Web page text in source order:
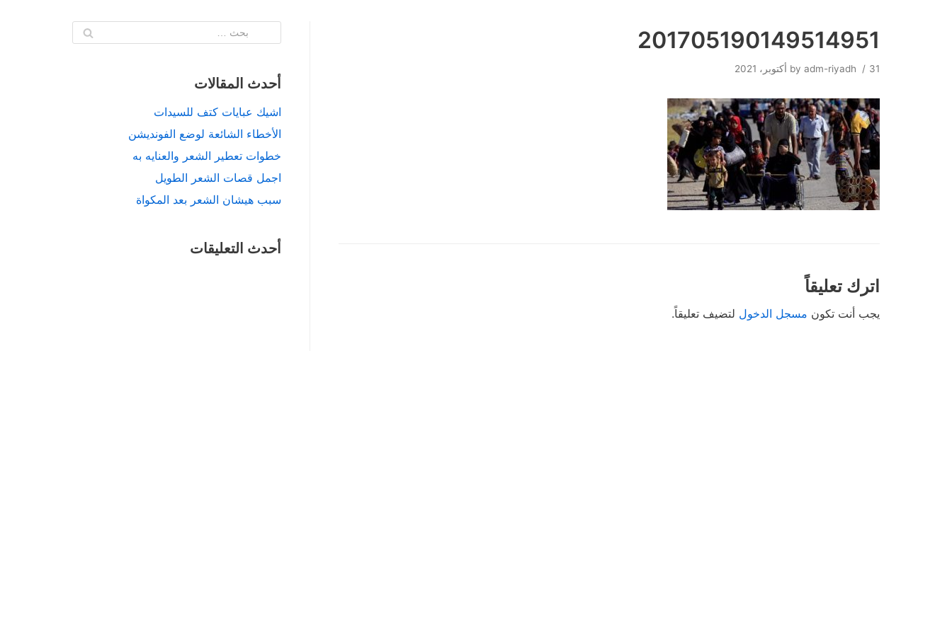
201705190149514951
by adm-riyadh 31 أكتوبر، 2021
اترك تعليقاً
يجب أنت تكون مسجل الدخول لتضيف تعليقاً.
أحدث المقالات
اشيك عبايات كتف للسيدات
الأخطاء الشائعة لوضع الفونديشن
خطوات تعطير الشعر والعنايه به
اجمل قصات الشعر الطويل
سبب هيشان الشعر بعد المكواة
أحدث التعليقات